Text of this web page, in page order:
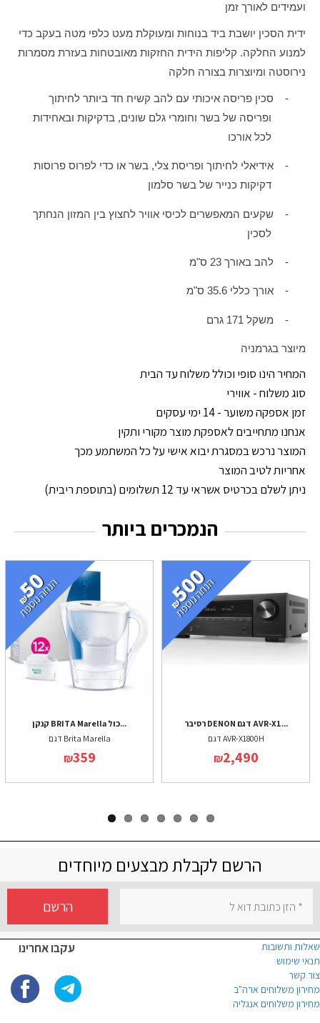
ועמידים לאורך זמן
ידית הסכין יושבת ביד בנוחות ומעוקלת מעט כלפי מטה בעקב כדי
למנוע החלקה. קליפות הידית החזקות מאובטחות בעזרת מסמרות
נירוסטה ומיוצרות בצורה חלקה
-
סכין פריסה איכותי עם להב קשיח חד ביותר לחיתוך
ופריסה של בשר וחומרי גלם שונים, בדקיקות ובאחידות
לכל אורכו
-
אידיאלי לחיתוך ופריסת צלי, בשר או כדי לפרוס פרוסות
דקיקות כנייר של בשר סלמון
-
שקעים המאפשרים לכיסי אוויר לחצוץ בין המזון הנחתך
לסכין
- להב באורך 23 ס"מ
- אורך כללי 35.6 ס"מ
- משקל 171 גרם
מיוצר בגרמניה
המחיר הינו סופי וכולל משלוח עד הבית
סוג משלוח - אווירי
זמן אספקה משוער - 14 ימי עסקים
אנחנו מתחייבים לאספקת מוצר מקורי ותקין
המוצר נרכש במסגרת יבוא אישי על כל המשתמע מכך
אחריות לטיב המוצר
ניתן לשלם בכרטיס אשראי עד 12 תשלומים (בתוספת ריבית)
הנמכרים ביותר
קנקן BRITA Marella כול...
דגם Brita Marella
₪359
רסיבר DENON דגם AVR-X1...
דגם AVR-X1800H
₪2,490
הרשם לקבלת מבצעים מיוחדים
הרשם
עקבו אחרינו
שאלות ותשובות
תנאי שימוש
צור קשר
מחירון משלוחים ארה"ב
מחירון משלוחים אנגליה